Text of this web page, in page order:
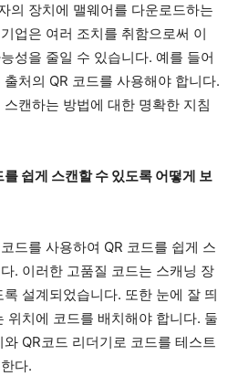
의 장치에 맬웨어를 다운로드하는
업은 여러 조치를 취함으로써 이
성을 줄일 수 있습니다. 예를 들어
처의 QR 코드를 사용해야 합니다.
캔하는 방법에 대한 명확한 지침
쉽게 스캔할 수 있도록 어떻게 보
드를 사용하여 QR 코드를 쉽게 스
. 이러한 고품질 코드는 스캐닝 장
설계되었습니다. 또한 눈에 잘 띄
위치에 코드를 배치해야 합니다. 둘
QR코드 리더기로 코드를 테스트
다.